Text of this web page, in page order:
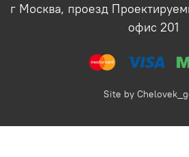
г Москва, проезд
офис 201
Site by